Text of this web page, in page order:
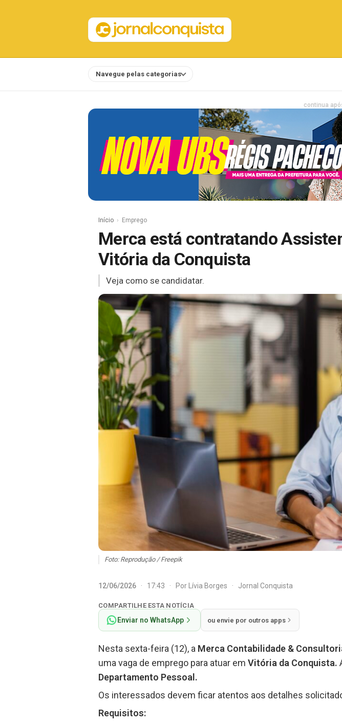
Navegue pelas categorias
continua
Início Emprego
Merca está contratando
Vitória da Conquista
Veja como se candidatar.
Foto: Reprodução / Freepik
12/06/2026 · 17:43 · Por Lívia Borges · Jornal Conquista
COMPARTILHE ESTA NOTÍCIA
Enviar no WhatsApp ou envie por outros apps
Nesta sexta-feira (12), a Merca Contabilidade &
uma vaga de emprego para atuar em Vitória da Conquista.
Departamento Pessoal.
Os interessados devem ficar atentos aos detalhes
Requisitos: